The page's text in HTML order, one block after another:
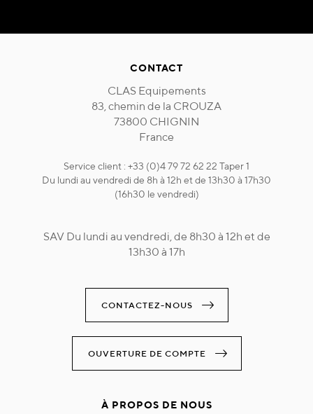
CONTACT
CLAS Equipements
83, chemin de la CROUZA
73800 CHIGNIN
France
Service client : +33 (0)4 79 72 62 22 Taper 1
Du lundi au vendredi de 8h à 12h et de 13h30 à 17h30
(16h30 le vendredi)
SAV Du lundi au vendredi, de 8h30 à 12h et de
13h30 à 17h
CONTACTEZ-NOUS
OUVERTURE DE COMPTE
À PROPOS DE NOUS